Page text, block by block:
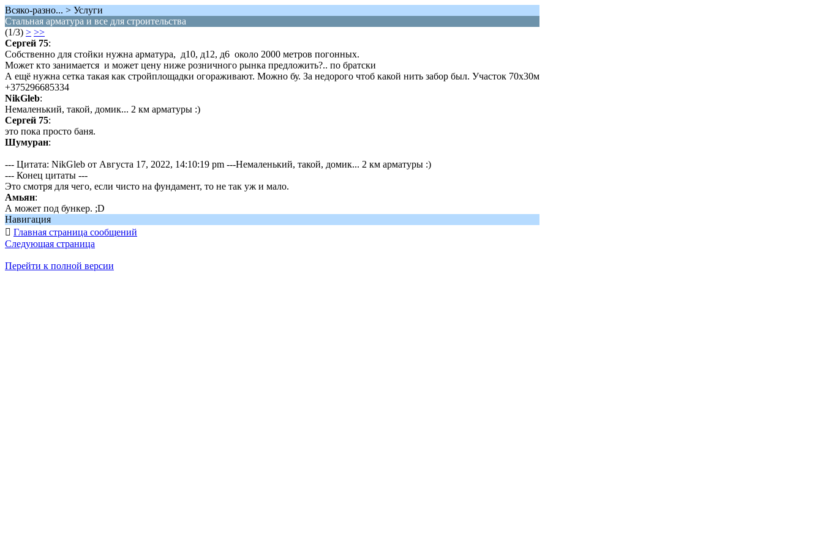
Всяко-разно... > Услуги
Стальная арматура и все для строительства
(1/3) > >>
Сергей 75:
Собственно для стойки нужна арматура, д10, д12, д6 около 2000 метров погонных.
Может кто занимается и может цену ниже розничного рынка предложить?.. по братски
А ещё нужна сетка такая как стройплощадки огораживают. Можно бу. За недорого чтоб какой нить забор был. Участок 70х30м
+375296685334
NikGleb:
Немаленький, такой, домик... 2 км арматуры :)
Сергей 75:
это пока просто баня.
Шумуран:
--- Цитата: NikGleb от Августа 17, 2022, 14:10:19 pm ---Немаленький, такой, домик... 2 км арматуры :)
--- Конец цитаты ---
Это смотря для чего, если чисто на фундамент, то не так уж и мало.
Амьян:
А может под бункер. ;D
Навигация
 Главная страница сообщений
Следующая страница
Перейти к полной версии